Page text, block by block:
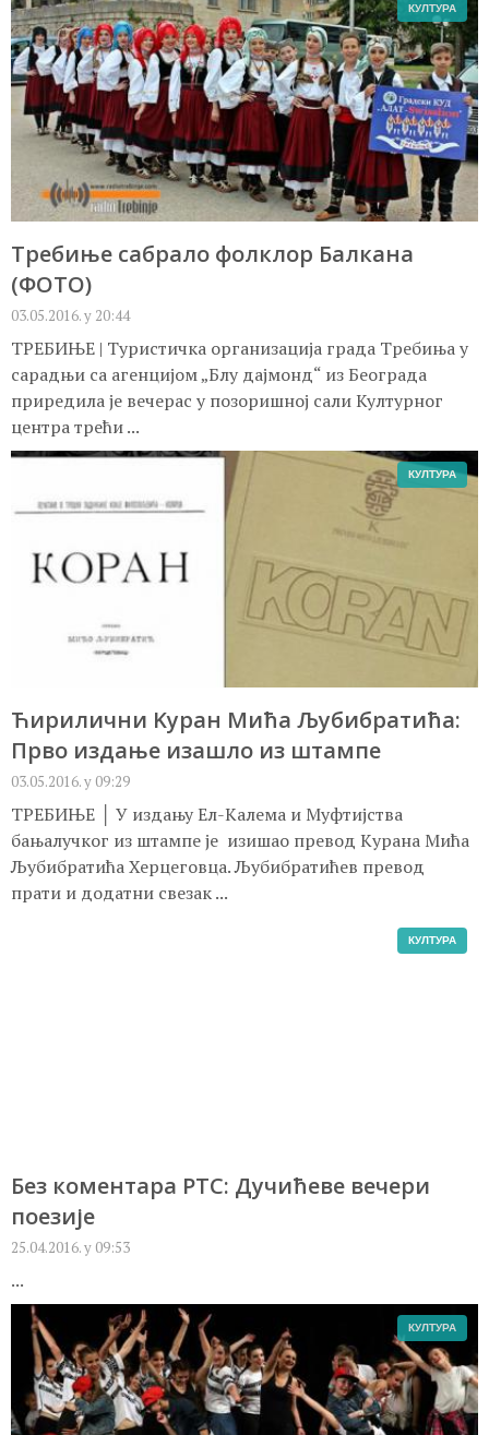
КУЛТУРА
Требиње сабрало фолклор Балкана
(ФОТО)
03.05.2016. у 20:44
ТРЕБИЊЕ | Туристичка организација града Требиња у
сарадњи са агенцијом „Блу дајмонд“ из Београда
приредила је вечерас у позоришној сали Културног
центра трећи ...
КУЛТУРА
Ћирилични Kуран Мића Љубибратића:
Прво издање изашло из штампе
03.05.2016. у 09:29
ТРЕБИЊЕ │ У издању Ел-Kалема и Муфтијства
бањалучког из штампе је изишао превод Kурана Мића
Љубибратића Херцеговца. Љубибратићев превод
прати и додатни свезак ...
КУЛТУРА
Без коментара РТС: Дучићеве вечери
поезије
25.04.2016. у 09:53
...
КУЛТУРА